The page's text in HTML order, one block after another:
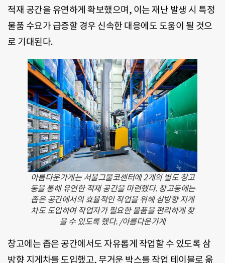
적재 공간을 유연하게 확보했으며, 이는 재난 발생 시 특정
물품 수요가 급증할 경우 신속한 대응에도 도움이 될 것으
로 기대된다.
아름다운가게는 서울그물코센터에 2개의 별도 창고
동을 통해 유연한 적재 공간을 마련했다. 창고동에는
좁은 공간에서의 효율적인 작업을 위해 삼방향 지게
차도 도입하여 작업자가 필요한 물품을 편리하게 찾
을 수 있도록 했다. /아름다운가게
창고에는 좁은 공간에서도 자유롭게 작업할 수 있도록 삼
방향 지게차를 도입했고, 무거운 박스를 작업 테이블로 옮